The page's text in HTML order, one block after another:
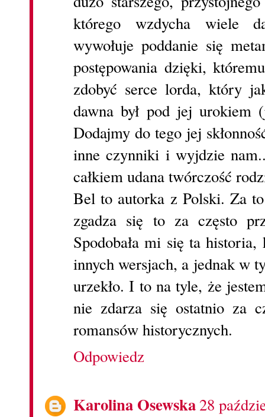
którego wzdycha wiele
wywołuje poddanie się
postępowania dzięki,
zdobyć serce lorda, który
dawna był pod jej urokiem
Dodajmy do tego jej
inne czynniki i wyjdzie
całkiem udana twórczość
Bel to autorka z Polski. Za
zgadza się to za często
Spodobała mi się ta
innych wersjach, a jednak w
urzekło. I to na tyle, że
nie zdarza się ostatnio za
romansów historycznych.
Odpowiedz
Karolina Osewska28